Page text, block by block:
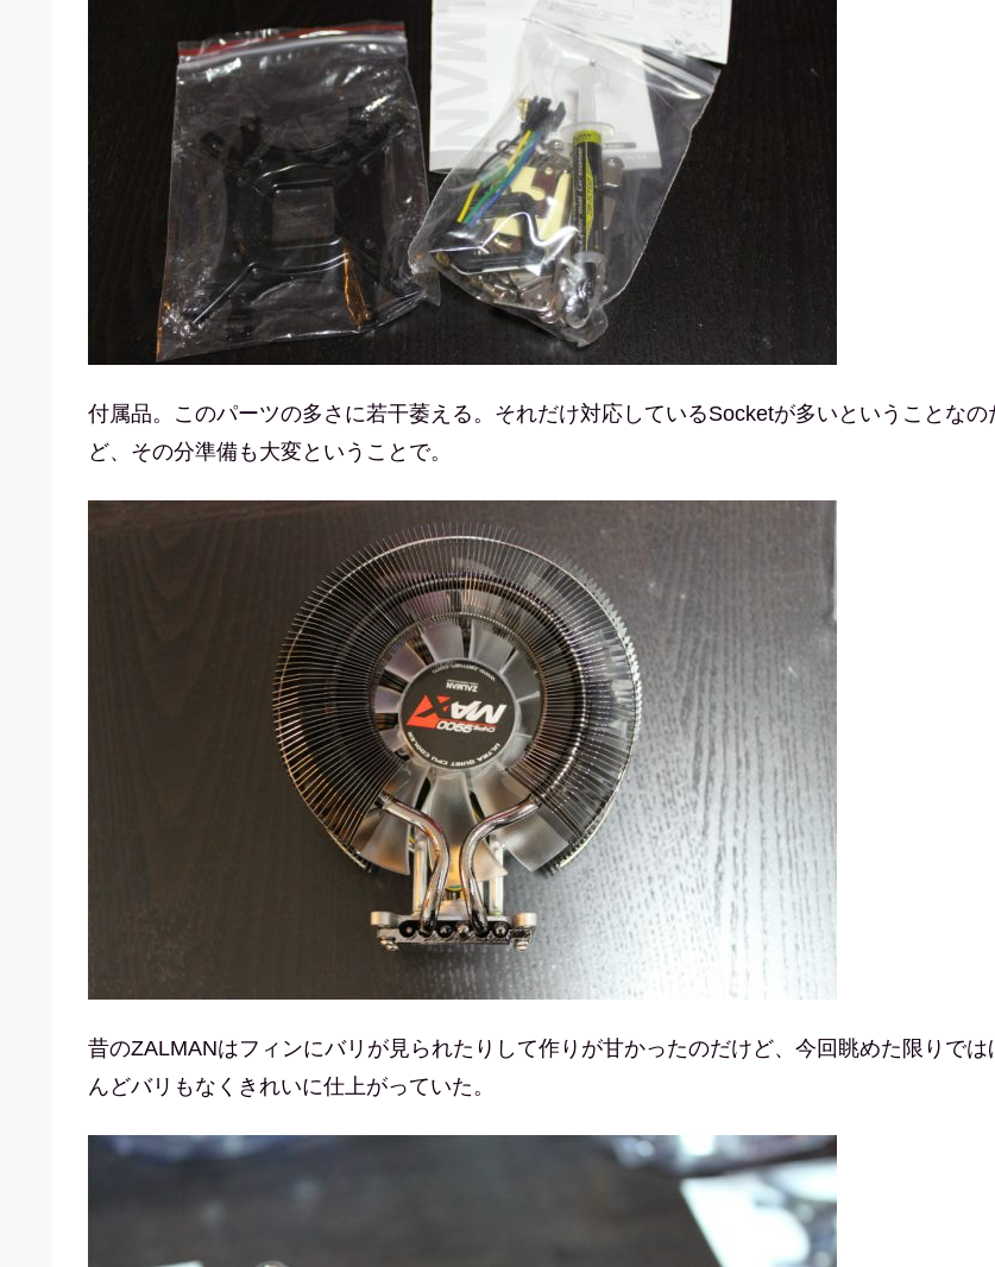
付属品。このパーツの多さに若干萎える。それだけ対応しているSocketが多いということなの
ど、その分準備も大変ということで。
昔のZALMANはフィンにバリが見られたりして作りが甘かったのだけど、今回眺めた限りでは
んどバリもなくきれいに仕上がっていた。